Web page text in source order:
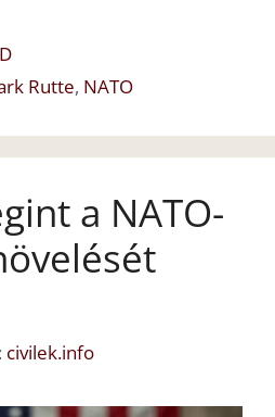
Rutte, NATO
a NATO-
civilek.info